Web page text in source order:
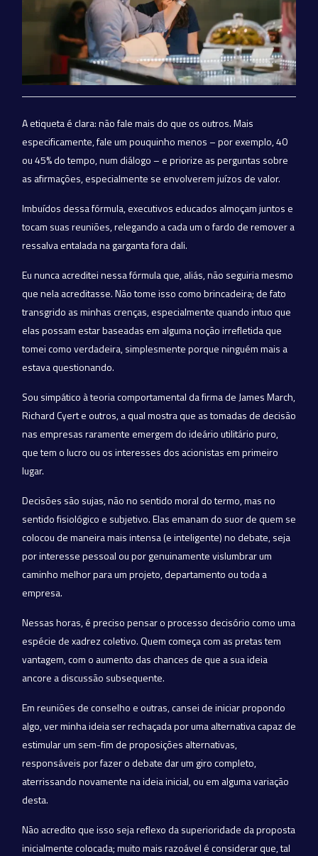
A etiqueta é clara: não fale mais do que os outros. Mais
especificamente, fale um pouquinho menos – por exemplo, 40
ou 45% do tempo, num diálogo – e priorize as perguntas sobre
as afirmações, especialmente se envolverem juízos de valor.
Imbuídos dessa fórmula, executivos educados almoçam juntos e
tocam suas reuniões, relegando a cada um o fardo de remover a
ressalva entalada na garganta fora dali.
Eu nunca acreditei nessa fórmula que, aliás, não seguiria mesmo
que nela acreditasse. Não tome isso como brincadeira; de fato
transgrido as minhas crenças, especialmente quando intuo que
elas possam estar baseadas em alguma noção irrefletida que
tomei como verdadeira, simplesmente porque ninguém mais a
estava questionando.
Sou simpático à teoria comportamental da firma de James March,
Richard Cyert e outros, a qual mostra que as tomadas de decisão
nas empresas raramente emergem do ideário utilitário puro,
que tem o lucro ou os interesses dos acionistas em primeiro
lugar.
Decisões são sujas, não no sentido moral do termo, mas no
sentido fisiológico e subjetivo. Elas emanam do suor de quem se
colocou de maneira mais intensa (e inteligente) no debate, seja
por interesse pessoal ou por genuinamente vislumbrar um
caminho melhor para um projeto, departamento ou toda a
empresa.
Nessas horas, é preciso pensar o processo decisório como uma
espécie de xadrez coletivo. Quem começa com as pretas tem
vantagem, com o aumento das chances de que a sua ideia
ancore a discussão subsequente.
Em reuniões de conselho e outras, cansei de iniciar propondo
algo, ver minha ideia ser rechaçada por uma alternativa capaz de
estimular um sem-fim de proposições alternativas,
responsáveis por fazer o debate dar um giro completo,
aterrissando novamente na ideia inicial, ou em alguma variação
desta.
Não acredito que isso seja reflexo da superioridade da proposta
inicialmente colocada; muito mais razoável é considerar que, tal